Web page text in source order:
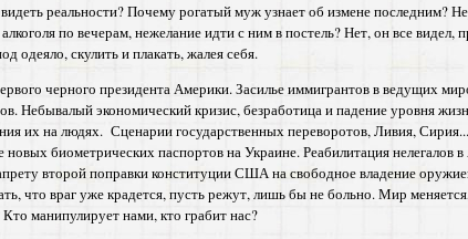
реальности? Почему рогатый муж узнает об измене
по вечерам, нежелание идти с ним в постель? Нет, он все
одеяло, скулить и плакать, жалея себя.
черного президента Америки. Засилье иммигрантов в ведущих
Небывалый экономический кризис, безработица и падение уровня
их на людях. Сценарии государственных переворотов, Ливия,
биометрических паспортов на Украине. Реабилитация нелегалов
второй поправки конституции США на свободное владение
что враг уже крадется, пусть режут, лишь бы не больно. Мир
манипулирует нами, кто грабит нас?